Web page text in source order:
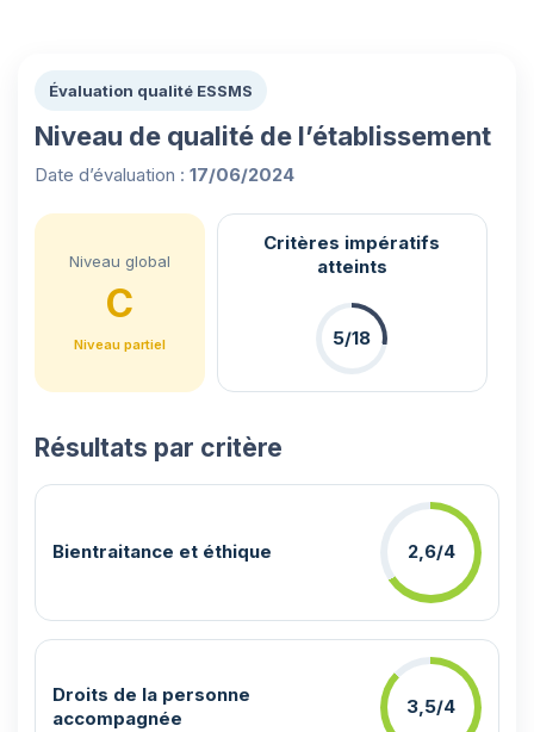
Évaluation qualité ESSMS
Niveau de qualité de l’établissement
Date d’évaluation : 17/06/2024
Niveau global
C
Niveau partiel
Critères impératifs
atteints
5/18
Résultats par critère
Bientraitance et éthique 2,6/4
Droits de la personne
accompagnée
3,5/4